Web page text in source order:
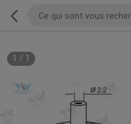
1 / 1